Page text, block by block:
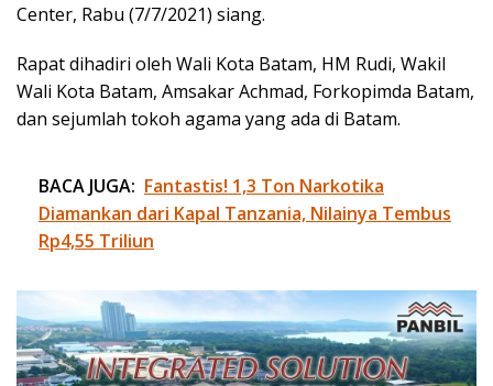
Center, Rabu (7/7/2021) siang.
Rapat dihadiri oleh Wali Kota Batam, HM Rudi, Wakil
Wali Kota Batam, Amsakar Achmad, Forkopimda Batam,
dan sejumlah tokoh agama yang ada di Batam.
BACA JUGA: Fantastis! 1,3 Ton Narkotika
Diamankan dari Kapal Tanzania, Nilainya Tembus
Rp4,55 Triliun